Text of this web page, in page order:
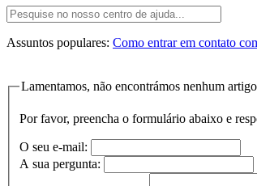
Assuntos populares: Como entrar em contato
Lamentamos, não encontrámos nenhum
Por favor, preencha o formulário abaixo e
O seu e-mail:
A sua pergunta: